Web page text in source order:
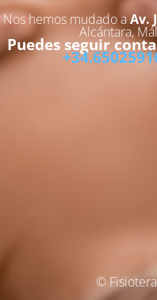
Nos hemos mudado aAv.
Alcántara,
Puedes seguir
©